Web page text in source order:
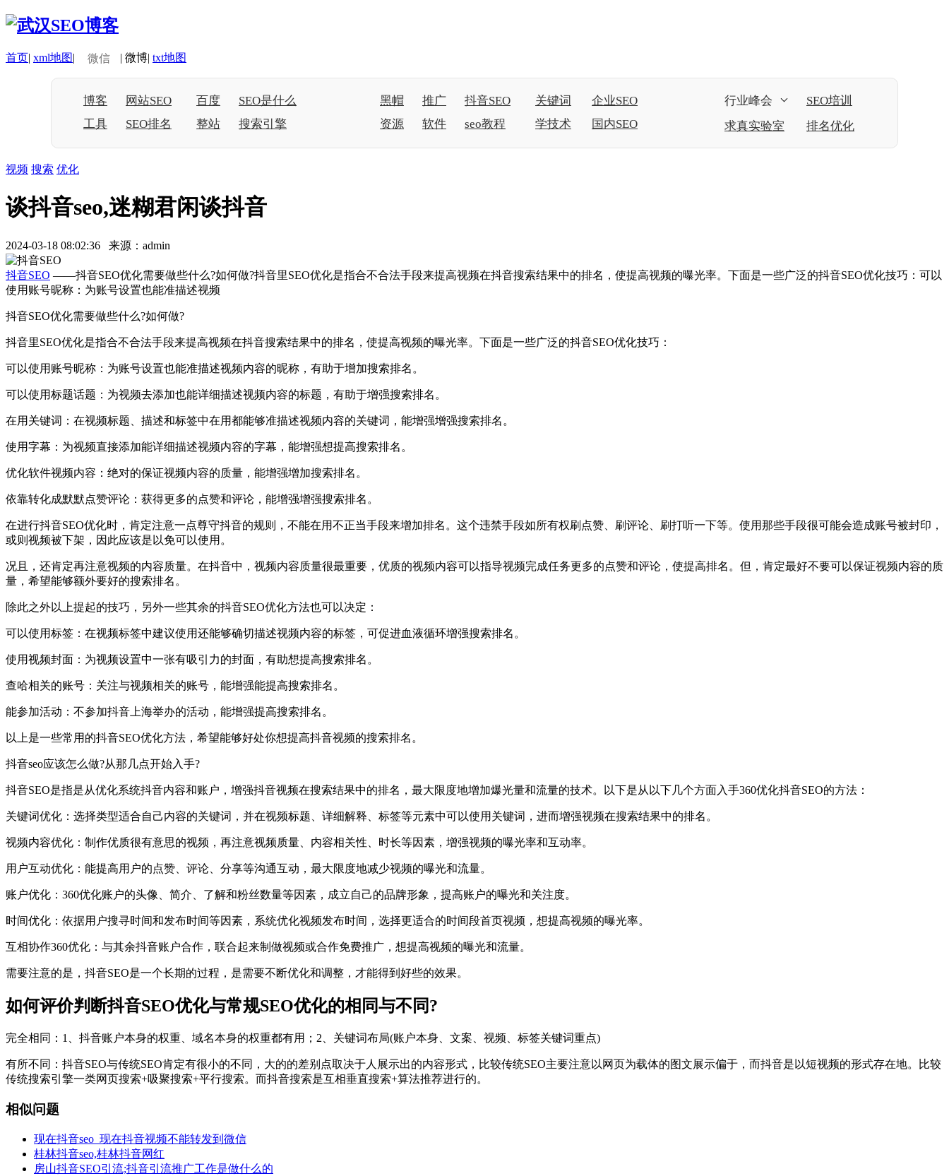
首页| xml地图| 微信 | 微博| txt地图
博客 网站SEO 百度
SEO是什么
工具
SEO排名 整站 搜索引擎
黑帽 推广 抖音SEO 关键词
企业SEO
资源
软件 seo教程 学技术 国内SEO
行业峰会
SEO培训
求真实验室
排名优化
视频 搜索 优化
谈抖音seo,迷糊君闲谈抖音
2024-03-18 08:02:36 来源：admin
抖音SEO ——抖音SEO优化需要做些什么?如何做?抖音里SEO优化是指合不合法手段来提高视频在抖音搜索结果中的排名，使提高视频的曝光率。下面是一些广泛的抖音SEO优化技巧：可以
使用账号昵称：为账号设置也能准描述视频
抖音SEO优化需要做些什么?如何做?
抖音里SEO优化是指合不合法手段来提高视频在抖音搜索结果中的排名，使提高视频的曝光率。下面是一些广泛的抖音SEO优化技巧：
可以使用账号昵称：为账号设置也能准描述视频内容的昵称，有助于增加搜索排名。
可以使用标题话题：为视频去添加也能详细描述视频内容的标题，有助于增强搜索排名。
在用关键词：在视频标题、描述和标签中在用都能够准描述视频内容的关键词，能增强增强搜索排名。
使用字幕：为视频直接添加能详细描述视频内容的字幕，能增强想提高搜索排名。
优化软件视频内容：绝对的保证视频内容的质量，能增强增加搜索排名。
依靠转化成默默点赞评论：获得更多的点赞和评论，能增强增强搜索排名。
在进行抖音SEO优化时，肯定注意一点尊守抖音的规则，不能在用不正当手段来增加排名。这个违禁手段如所有权刷点赞、刷评论、刷打听一下等。使用那些手段很可能会造成账号被封印，
或则视频被下架，因此应该是以免可以使用。
况且，还肯定再注意视频的内容质量。在抖音中，视频内容质量很最重要，优质的视频内容可以指导视频完成任务更多的点赞和评论，使提高排名。但，肯定最好不要可以保证视频内容的质
量，希望能够额外要好的搜索排名。
除此之外以上提起的技巧，另外一些其余的抖音SEO优化方法也可以决定：
可以使用标签：在视频标签中建议使用还能够确切描述视频内容的标签，可促进血液循环增强搜索排名。
使用视频封面：为视频设置中一张有吸引力的封面，有助想提高搜索排名。
查哈相关的账号：关注与视频相关的账号，能增强能提高搜索排名。
能参加活动：不参加抖音上海举办的活动，能增强提高搜索排名。
以上是一些常用的抖音SEO优化方法，希望能够好处你想提高抖音视频的搜索排名。
抖音seo应该怎么做?从那几点开始入手?
抖音SEO是指是从优化系统抖音内容和账户，增强抖音视频在搜索结果中的排名，最大限度地增加爆光量和流量的技术。以下是从以下几个方面入手360优化抖音SEO的方法：
关键词优化：选择类型适合自己内容的关键词，并在视频标题、详细解释、标签等元素中可以使用关键词，进而增强视频在搜索结果中的排名。
视频内容优化：制作优质很有意思的视频，再注意视频质量、内容相关性、时长等因素，增强视频的曝光率和互动率。
用户互动优化：能提高用户的点赞、评论、分享等沟通互动，最大限度地减少视频的曝光和流量。
账户优化：360优化账户的头像、简介、了解和粉丝数量等因素，成立自己的品牌形象，提高账户的曝光和关注度。
时间优化：依据用户搜寻时间和发布时间等因素，系统优化视频发布时间，选择更适合的时间段首页视频，想提高视频的曝光率。
互相协作360优化：与其余抖音账户合作，联合起来制做视频或合作免费推广，想提高视频的曝光和流量。
需要注意的是，抖音SEO是一个长期的过程，是需要不断优化和调整，才能得到好些的效果。
如何评价判断抖音SEO优化与常规SEO优化的相同与不同?
完全相同：1、抖音账户本身的权重、域名本身的权重都有用；2、关键词布局(账户本身、文案、视频、标签关键词重点)
有所不同：抖音SEO与传统SEO肯定有很小的不同，大的的差别点取决于人展示出的内容形式，比较传统SEO主要注意以网页为载体的图文展示偏于，而抖音是以短视频的形式存在地。比较
传统搜索引擎一类网页搜索+吸聚搜索+平行搜索。而抖音搜索是互相垂直搜索+算法推荐进行的。
相似问题
现在抖音seo_现在抖音视频不能转发到微信
桂林抖音seo,桂林抖音网红
房山抖音SEO引流;抖音引流推广工作是做什么的